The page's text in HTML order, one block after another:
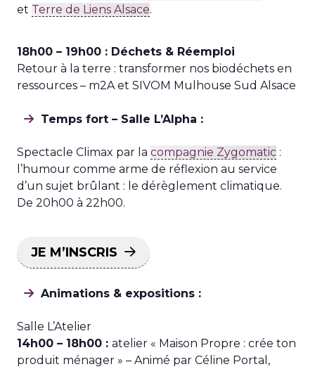
et Terre de Liens Alsace.
18h00 – 19h00 : Déchets & Réemploi
Retour à la terre : transformer nos biodéchets en
ressources – m2A et SIVOM Mulhouse Sud Alsace
Temps fort – Salle L’Alpha :
Spectacle Climax par la compagnie Zygomatic :
l’humour comme arme de réflexion au service
d’un sujet brûlant : le dérèglement climatique.
De 20h00 à 22h00.
JE M’INSCRIS
Animations & expositions :
Salle L’Atelier
14h00 – 18h00 : atelier « Maison Propre : crée ton
produit ménager » – Animé par Céline Portal,